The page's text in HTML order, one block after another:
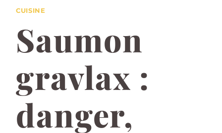
CUISINE
Saumon
gravlax :
danger,